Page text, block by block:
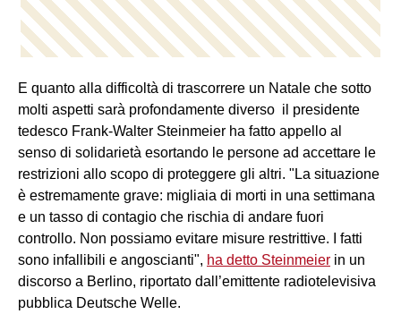
E quanto alla difficoltà di trascorrere un Natale che sotto
molti aspetti sarà profondamente diverso il presidente
tedesco Frank-Walter Steinmeier ha fatto appello al
senso di solidarietà esortando le persone ad accettare le
restrizioni allo scopo di proteggere gli altri. "La situazione
è estremamente grave: migliaia di morti in una settimana
e un tasso di contagio che rischia di andare fuori
controllo. Non possiamo evitare misure restrittive. I fatti
sono infallibili e angoscianti", ha detto Steinmeier in un
discorso a Berlino, riportato dall’emittente radiotelevisiva
pubblica Deutsche Welle.